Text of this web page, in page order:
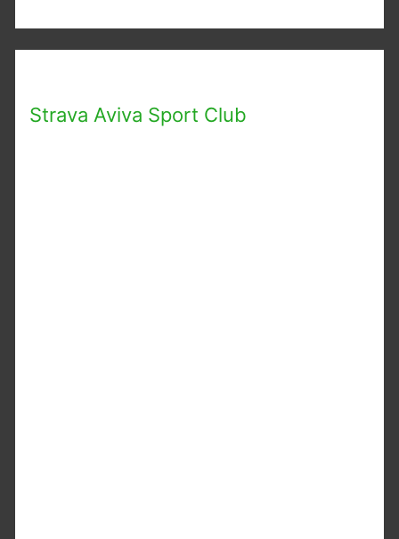
Strava Aviva Sport Club